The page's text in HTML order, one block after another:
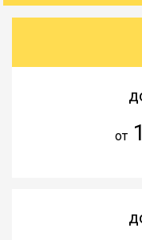
от